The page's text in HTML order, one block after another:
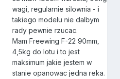
wagi, regularnie silownia - i
takiego modelu nie dalbym
rady pewnie rzucac.
Mam Freewing F-22 90mm,
4,5kg do lotu i to jest
maksimum jakie jestem w
stanie opanowac jedna reka.